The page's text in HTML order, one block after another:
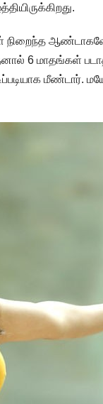
நிறைந்த
6 மாதங்கள்
மீண்டார்.